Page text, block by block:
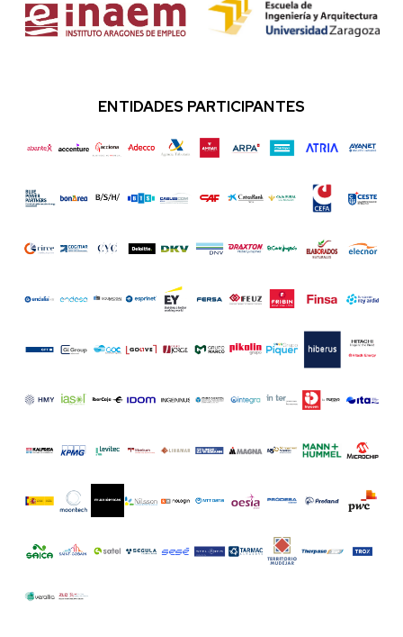
ENTIDADES PARTICIPANTES